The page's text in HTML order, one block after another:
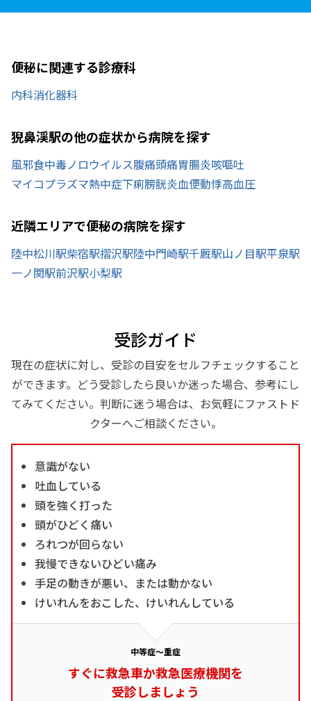
便秘に関連する診療科
内科消化器科
猊鼻渓駅の他の症状から病院を探す
風邪食中毒ノロウイルス腹痛頭痛胃腸炎咳嘔吐
マイコプラズマ熱中症下痢膀胱炎血便動悸高血圧
近隣エリアで便秘の病院を探す
陸中松川駅柴宿駅摺沢駅陸中門崎駅千厩駅山ノ目駅平泉駅
一ノ関駅前沢駅小梨駅
受診ガイド
現在の症状に対し、受診の目安をセルフチェックすること
ができます。どう受診したら良いか迷った場合、参考にし
てみてください。判断に迷う場合は、お気軽にファストド
クターへご相談ください。
意識がない
吐血している
頭を強く打った
頭がひどく痛い
ろれつが回らない
我慢できないひどい痛み
手足の動きが悪い、または動かない
けいれんをおこした、けいれんしている
中等症～重症
すぐに救急車か救急医療機関を
受診しましょう